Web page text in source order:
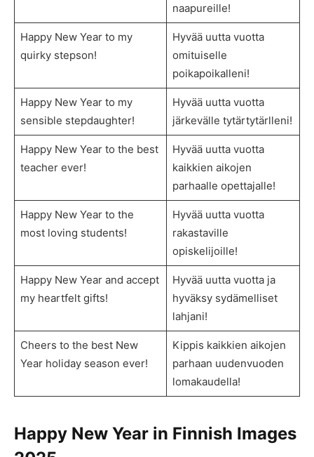
naapureille!
Happy New Year to my
quirky stepson!
Hyvää uutta vuotta
omituiselle
poikapoikalleni!
Happy New Year to my
sensible stepdaughter!
Hyvää uutta vuotta
järkevälle tytärtytärlleni!
Happy New Year to the best
teacher ever!
Hyvää uutta vuotta
kaikkien aikojen
parhaalle opettajalle!
Happy New Year to the
most loving students!
Hyvää uutta vuotta
rakastaville
opiskelijoille!
Happy New Year and accept
my heartfelt gifts!
Hyvää uutta vuotta ja
hyväksy sydämelliset
lahjani!
Cheers to the best New
Year holiday season ever!
Kippis kaikkien aikojen
parhaan uudenvuoden
lomakaudella!
Happy New Year in Finnish Images